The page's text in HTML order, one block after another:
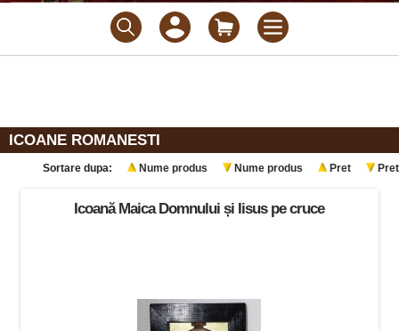
ICOANE ROMANESTI
Sortare dupa: Nume produs Nume produs Pret Pret
Icoană Maica Domnului și Iisus pe cruce